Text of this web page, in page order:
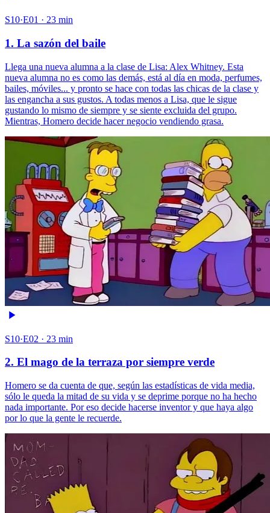
S10·E01 · 23 min
1. La sazón del baile
Llega una nueva alumna a la clase de Lisa: Alex Whitney. Esta
nueva alumna no es como las demás, está al día en moda, perfumes,
bailes, móviles... y pronto se hace con todas las chicas de la clase y
las engancha a sus gustos. A todas menos a Lisa, que le sigue
gustando lo mismo de siempre y se siente excluida del grupo.
Mientras, Homero decide hacer negocio vendiendo grasa.
S10·E02 · 23 min
2. El mago de la terraza por siempre verde
Homero se da cuenta de que, según las estadísticas de vida media,
sólo le queda la mitad de su vida y se deprime porque no ha hecho
nada importante. Por eso decide hacerse inventor y que haya algo
por lo que la gente le recuerde.